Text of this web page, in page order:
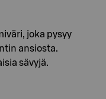
joka pysyy
ansiosta.
sävyjä.